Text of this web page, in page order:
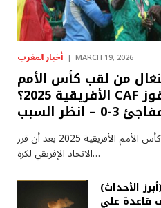
أخبار المغرب MARCH 19, 2026
من لقب كأس الأمم
الأفريقية 2025؟ CAF يمنح المغرب الفوز
3-0 – انظر السبب
تم تجريد السنغال من لقب كأس الأمم الأفريقية 2025 بعد أن قرر
الاتحاد الإفريقي لكرة…
(أبرز الأحداث) الأخبار العاجلة اليوم، 15
قاعدة علي